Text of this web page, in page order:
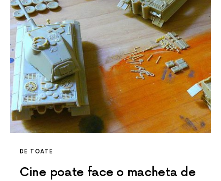
DE TOATE
Cine poate face o macheta de